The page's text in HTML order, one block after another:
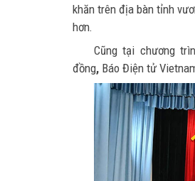
khăn trên địa bàn tỉnh
hơn.
Cũng tại chương
đồng, Báo Điện tử